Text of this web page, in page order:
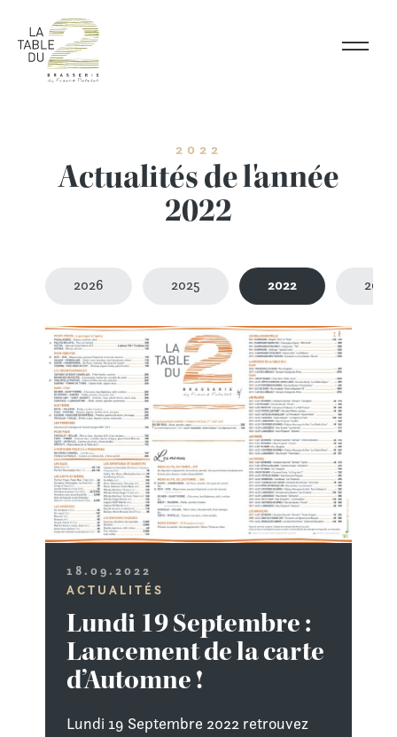
content
2022
Actualités de l'année
2022
2026 2025 2022 2021
18.09.2022
ACTUALITÉS
Lundi 19 Septembre :
Lancement de la carte
d’Automne !
Lundi 19 Septembre 2022 retrouvez